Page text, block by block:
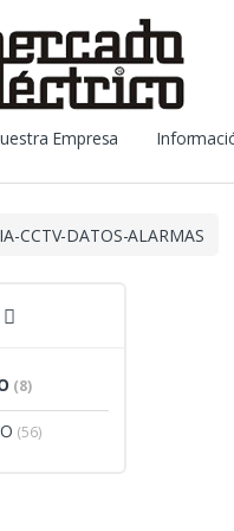
Empresa
CCTV-DATOS-ALARMAS
(8)
(56)